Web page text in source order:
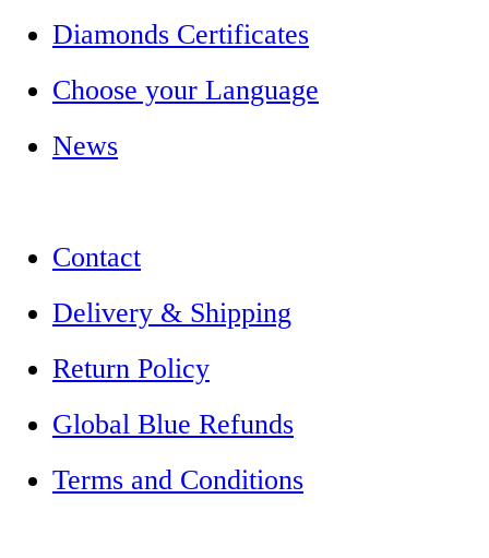
Diamonds Certificates
Choose your Language
News
Contact
Delivery & Shipping
Return Policy
Global Blue Refunds
Terms and Conditions